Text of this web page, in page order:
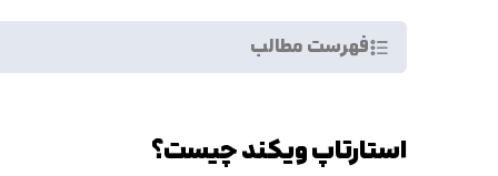
فهرست مطالب
استارتاپ ویکند چیست؟